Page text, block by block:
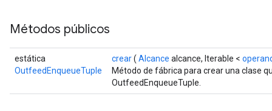
Métodos públicos
estática
OutfeedEnqueueTuple
crear( Alcance alcance, Iterable <
Método de fábrica para crear una clase
OutfeedEnqueueTuple.